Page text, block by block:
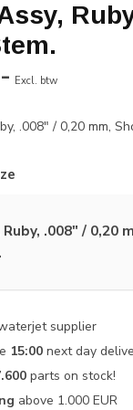
Excl. btw
.008" / 0,20 mm,
.008" / 0,20
supplier
15:00 next day
parts on stock!
above 1.000 EUR